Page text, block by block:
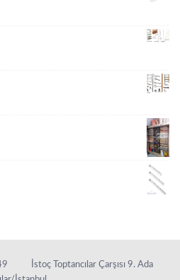
İstoç Toptancılar Çarşısı 9. Ada